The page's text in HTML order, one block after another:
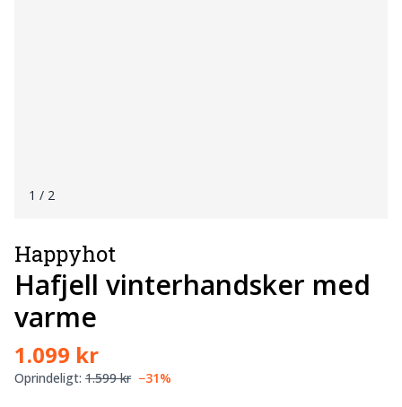
1 / 2
Happyhot
Hafjell vinterhandsker med
varme
1.099 kr
Oprindeligt: 1.599 kr −31%